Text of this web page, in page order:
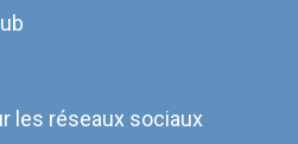
les réseaux sociaux